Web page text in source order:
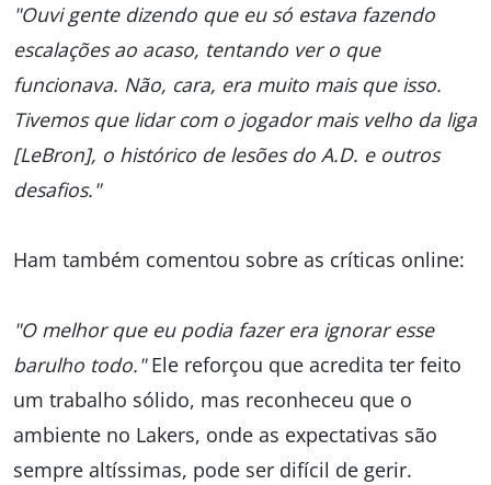
"Ouvi gente dizendo que eu só estava fazendo
escalações ao acaso, tentando ver o que
funcionava. Não, cara, era muito mais que isso.
Tivemos que lidar com o jogador mais velho da liga
[LeBron], o histórico de lesões do A.D. e outros
desafios."
Ham também comentou sobre as críticas online:
"O melhor que eu podia fazer era ignorar esse
barulho todo."Ele reforçou que acredita ter feito
um trabalho sólido, mas reconheceu que o
ambiente no Lakers, onde as expectativas são
sempre altíssimas, pode ser difícil de gerir.